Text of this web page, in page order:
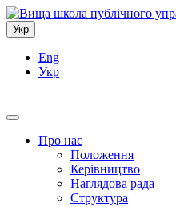
Укр
Eng
Укр
Про нас
Положення
Керівництво
Наглядова рада
Структура